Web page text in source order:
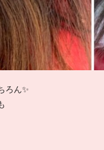
ろん✨